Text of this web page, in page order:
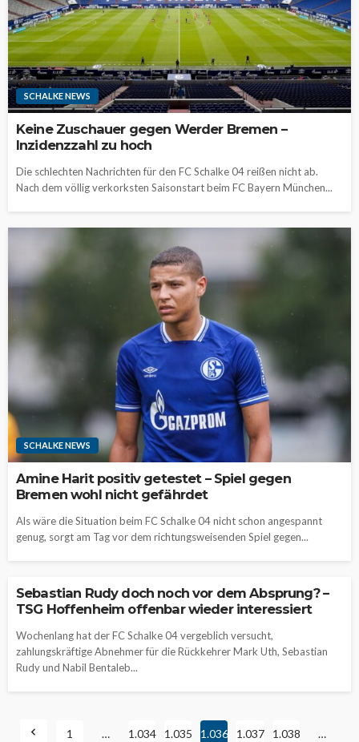
SCHALKE NEWS
Keine Zuschauer gegen Werder Bremen –
Inzidenzzahl zu hoch
Die schlechten Nachrichten für den FC Schalke 04 reißen nicht ab.
Nach dem völlig verkorksten Saisonstart beim FC Bayern München...
SCHALKE NEWS
Amine Harit positiv getestet – Spiel gegen
Bremen wohl nicht gefährdet
Als wäre die Situation beim FC Schalke 04 nicht schon angespannt
genug, sorgt am Tag vor dem richtungsweisenden Spiel gegen...
Sebastian Rudy doch noch vor dem Absprung? –
TSG Hoffenheim offenbar wieder interessiert
Wochenlang hat der FC Schalke 04 vergeblich versucht,
zahlungskräftige Abnehmer für die Rückkehrer Mark Uth, Sebastian
Rudy und Nabil Bentaleb...
1 … 1.034 1.035 1.036 1.037 1.038 …